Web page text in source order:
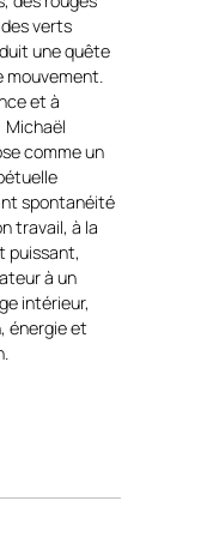
lefevre/
rouge, d’ocre
la
accentuent la
et
sur
à l’œuvre
et une
michael-
.
évoque la
et
propres
verts
une quête
et à
Michaël
comme un
spontanéité
travail, à la
puissant,
à un
intérieur,
énergie et